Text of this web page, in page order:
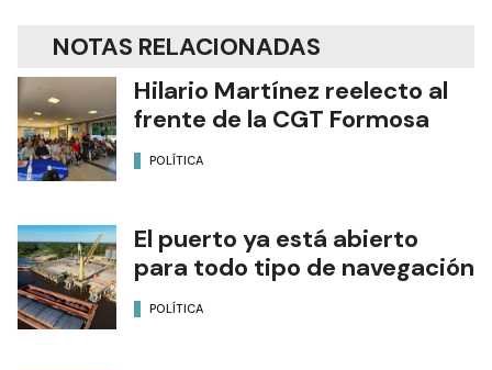
NOTAS RELACIONADAS
Hilario Martínez reelecto al
frente de la CGT Formosa
POLÍTICA
El puerto ya está abierto
para todo tipo de navegación
POLÍTICA